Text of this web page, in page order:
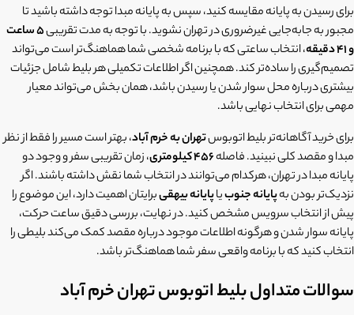
برای رسیدن به پایانه مقایسه کنید، سپس به پایانه مبدا توجه داشته باشید تا
مجبور به جابه‌جایی غیرضروری در تهران نشوید. با توجه به مدت تقریبی
5 ساعت
و 41 دقیقه
، انتخاب ساعتی که با برنامه شخصی شما هماهنگ‌تر است می‌تواند
تصمیم‌گیری را ساده‌تر کند. همچنین اگر اطلاعات تکمیلی هر بلیط شامل جزئیات
بیشتری درباره محل سوار شدن یا رسیدن باشد، همان بخش می‌تواند معیار
مهمی برای انتخاب نهایی باشد.
برای خرید آگاهانه‌تر بلیط اتوبوستهران به خرم آباد، بهتر است مسیر را فقط از نظر
مبدا و مقصد کلی نبینید. فاصله456 کیلومتری
، زمان تقریبی سفر و وجود دو
پایانه مبدا در تهران، هرکدام می‌توانند در انتخاب شما نقش داشته باشند. اگر
نزدیک‌تر بودن بهپایانه جنوبیاپایانه بیهقیبرایتان اهمیت دارد، این موضوع را
پیش از انتخاب سرویس مشخص کنید. در نهایت، بررسی دقیق ساعت حرکت،
پایانه سوار شدن و هرگونه اطلاعات موجود درباره مقصد کمک می‌کند بلیطی را
انتخاب کنید که با برنامه واقعی سفر شما هماهنگ‌تر باشد.
سوالات متداول بلیط اتوبوس تهران خرم آباد